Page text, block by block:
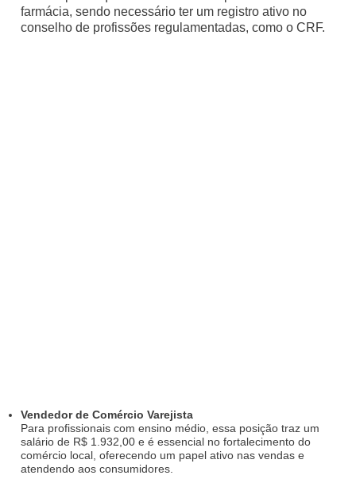
farmácia, sendo necessário ter um registro ativo no
conselho de profissões regulamentadas, como o CRF.
Vendedor de Comércio Varejista
Para profissionais com ensino médio, essa posição traz um
salário de R$ 1.932,00 e é essencial no fortalecimento do
comércio local, oferecendo um papel ativo nas vendas e
atendendo aos consumidores.